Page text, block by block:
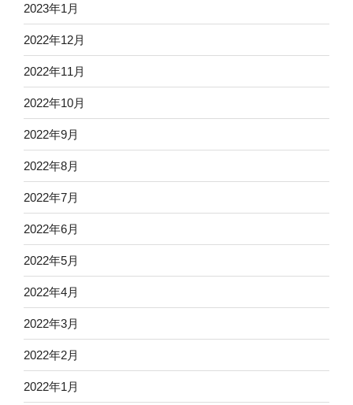
2023年1月
2022年12月
2022年11月
2022年10月
2022年9月
2022年8月
2022年7月
2022年6月
2022年5月
2022年4月
2022年3月
2022年2月
2022年1月